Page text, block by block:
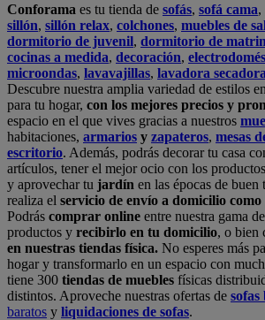
Conforama es tu tienda de sofás, sofá cama,
sillón, sillón relax, colchones, muebles de
dormitorio de juvenil, dormitorio de
cocinas a medida, decoración,
microondas, lavavajillas, lavadora secadora
Descubre nuestra amplia variedad de estilos
para tu hogar, con los mejores precios y
espacio en el que vives gracias a nuestros
habitaciones, armarios y zapateros, mesas
escritorio. Además, podrás decorar tu casa
artículos, tener el mejor ocio con los
y aprovechar tu jardín en las épocas de
realiza el servicio de envío a domicilio
Podrás comprar online entre nuestra gama
productos y recibirlo en tu domicilio, o bien
en nuestras tiendas física. No esperes más
hogar y transformarlo en un espacio con
tiene 300 tiendas de muebles físicas
distintos. Aproveche nuestras ofertas de sofas
baratos y liquidaciones de sofas.